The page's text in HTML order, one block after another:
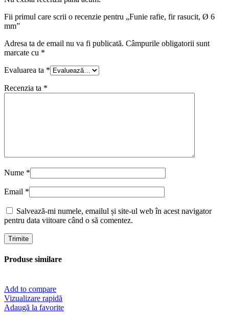
Fii primul care scrii o recenzie pentru „Funie rafie, fir rasucit, Ø 6
mm”
Adresa ta de email nu va fi publicată. Câmpurile obligatorii sunt
marcate cu *
Evaluarea ta *
Recenzia ta *
Nume *
Email *
Salvează-mi numele, emailul și site-ul web în acest navigator
pentru data viitoare când o să comentez.
Produse similare
Add to compare
Vizualizare rapidă
Adaugă la favorite